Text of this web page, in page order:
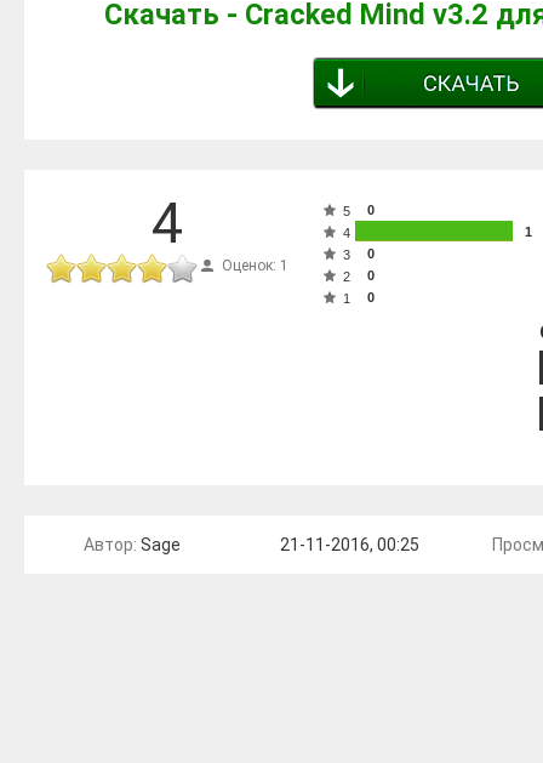
Скачать - Cracked Mind v3.2
4
Оценок: 1
5
0
4
1
3
0
2
0
1
0
Автор:Sage 21-11-2016, 00:25